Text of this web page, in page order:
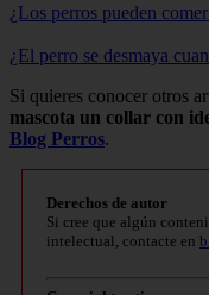
¿Los perros pueden
¿El perro se desmaya
Si quieres conocer otros
mascota un collar con
Blog Perros.
Derechos de autor
Si cree que algún
intelectual, contacte en